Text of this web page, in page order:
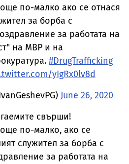
по-малко ако се отнася
за борба с
за работата на
на МВР и на
#DrugTrafficking
yIgRx0lv8d
June 26, 2020
свърши!
по-малко, ако се
служител за борба с
за работата на